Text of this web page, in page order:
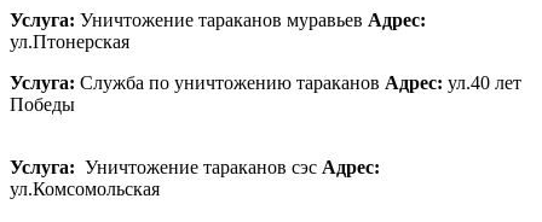
Услуга: Уничтожение тараканов муравьев Адрес:
ул.Птонерская
Услуга: Служба по уничтожению тараканов Адрес: ул.40 лет
Победы
Услуга: Уничтожение тараканов сэс Адрес:
ул.Комсомольская